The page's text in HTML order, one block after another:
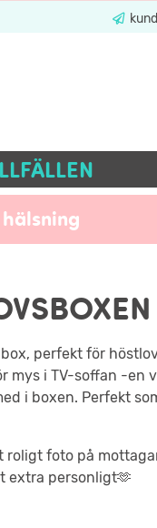
perfekt för
mys i TV-soffan -en
i boxen. Perfekt
roligt foto på
extra personligt🫶